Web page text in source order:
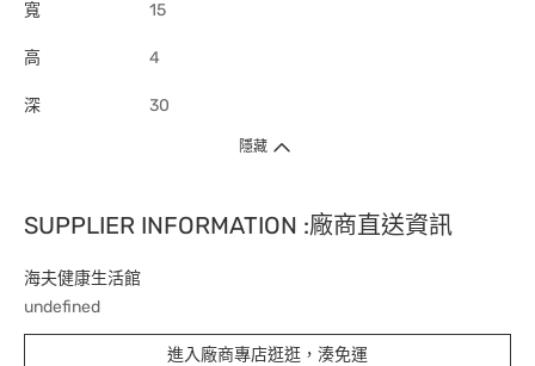
寬 15
高 4
深 30
隱藏
SUPPLIER INFORMATION :廠商直送資訊
海夫健康生活館
undefined
進入廠商專店逛逛，湊免運